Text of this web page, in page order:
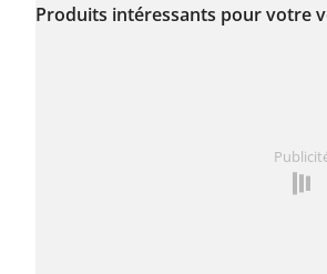
encore été signalé sur
Produits intéressants pour votre